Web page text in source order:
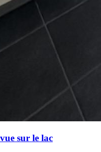
sur le lac